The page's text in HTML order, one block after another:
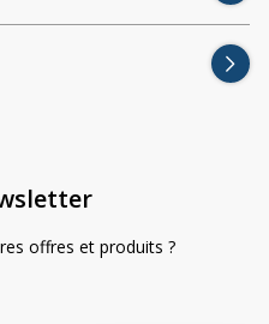
offres et produits ?